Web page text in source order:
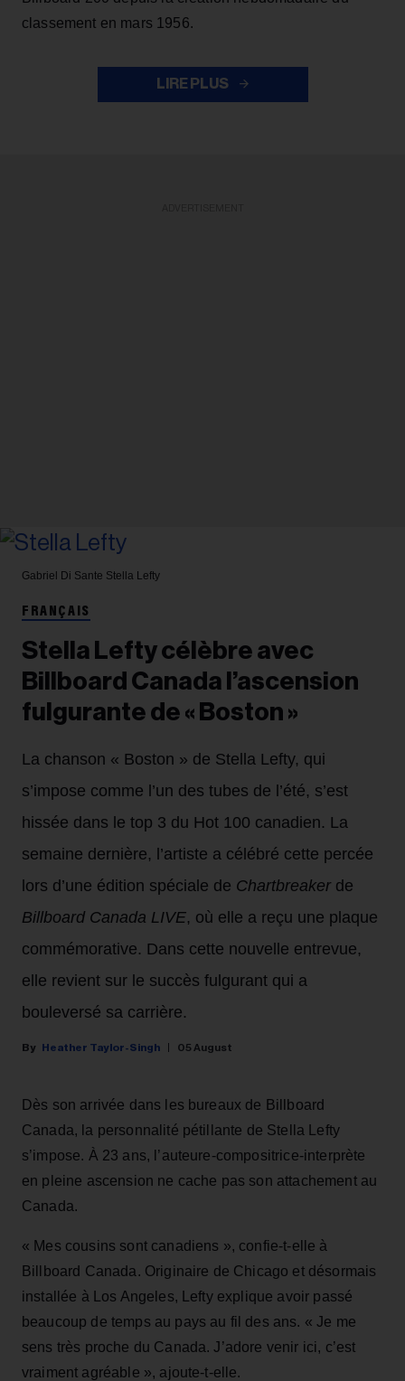
classement en mars 1956.
LIRE PLUS
Gabriel Di Sante Stella Lefty
FRANÇAIS
Stella Lefty célèbre avec
Billboard Canada l’ascension
fulgurante de « Boston »
La chanson « Boston » de Stella Lefty, qui
s’impose comme l’un des tubes de l’été, s’est
hissée dans le top 3 du Hot 100 canadien. La
semaine dernière, l’artiste a célébré cette percée
lors d’une édition spéciale de Chartbreaker de
Billboard Canada LIVE, où elle a reçu une plaque
commémorative. Dans cette nouvelle entrevue,
elle revient sur le succès fulgurant qui a
bouleversé sa carrière.
Heather Taylor-Singh 05 August
Dès son arrivée dans les bureaux de Billboard
Canada, la personnalité pétillante de Stella Lefty
s’impose. À 23 ans, l’auteure-compositrice-interprète
en pleine ascension ne cache pas son attachement au
Canada.
« Mes cousins sont canadiens », confie-t-elle à
Billboard Canada. Originaire de Chicago et désormais
installée à Los Angeles, Lefty explique avoir passé
beaucoup de temps au pays au fil des ans. « Je me
sens très proche du Canada. J’adore venir ici, c’est
vraiment agréable », ajoute-t-elle.